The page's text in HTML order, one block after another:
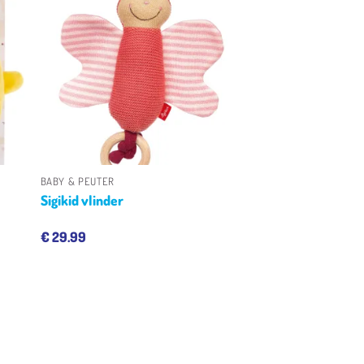
Toevoegen
aan
verlanglijst
BABY & PEUTER
Sigikid vlinder
€29.99